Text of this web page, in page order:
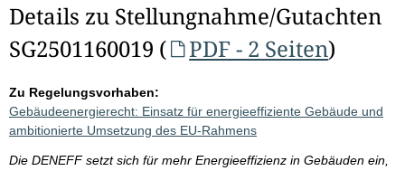
Details zu Stellungnahme/Gutachten
SG2501160019 (
PDF - 2 Seiten)
Zu Regelungsvorhaben:
Gebäudeenergierecht: Einsatz für energieeffiziente Gebäude und
ambitionierte Umsetzung des EU-Rahmens
Die DENEFF setzt sich für mehr Energieeffizienz in Gebäuden ein,